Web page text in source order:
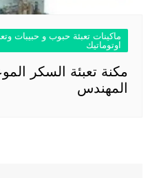
ماكينات تعبئة حبوب و حبيبات
اوتوماتيك
مكنة تعبئة السكر
المهندس